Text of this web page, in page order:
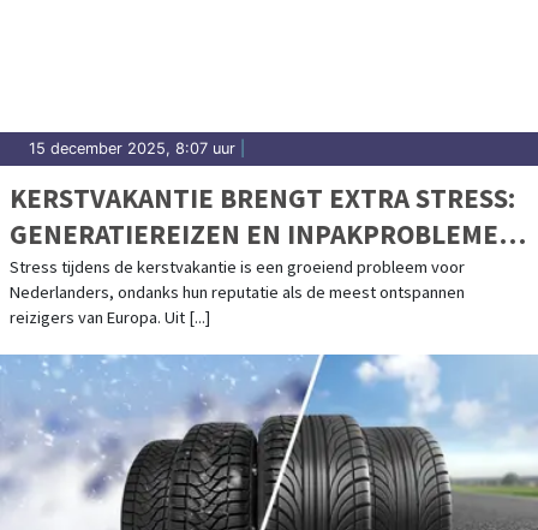
15 december 2025, 8:07 uur
KERSTVAKANTIE BRENGT EXTRA STRESS:
GENERATIEREIZEN EN INPAKPROBLEMEN
ALS GROOTSTE BOOSDOENERS
Stress tijdens de kerstvakantie is een groeiend probleem voor
Nederlanders, ondanks hun reputatie als de meest ontspannen
reizigers van Europa. Uit [...]